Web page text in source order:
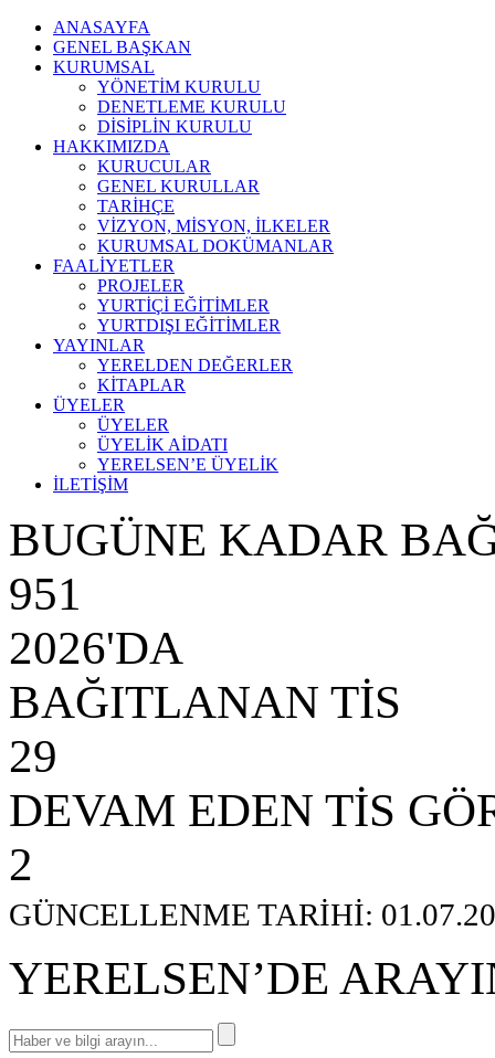
ANASAYFA
GENEL BAŞKAN
KURUMSAL
YÖNETİM KURULU
DENETLEME KURULU
DİSİPLİN KURULU
HAKKIMIZDA
KURUCULAR
GENEL KURULLAR
TARİHÇE
VİZYON, MİSYON, İLKELER
KURUMSAL DOKÜMANLAR
FAALİYETLER
PROJELER
YURTİÇİ EĞİTİMLER
YURTDIŞI EĞİTİMLER
YAYINLAR
YERELDEN DEĞERLER
KİTAPLAR
ÜYELER
ÜYELER
ÜYELİK AİDATI
YERELSEN’E ÜYELİK
İLETİŞİM
BUGÜNE KADAR
951
2026'DA
BAĞITLANAN TİS
29
DEVAM EDEN TİS
2
GÜNCELLENME TARİHİ:
YERELSEN’DE